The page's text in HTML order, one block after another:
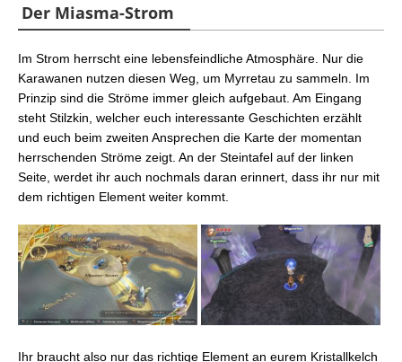
Der Miasma-Strom
Im Strom herrscht eine lebensfeindliche Atmosphäre. Nur die
Karawanen nutzen diesen Weg, um Myrretau zu sammeln. Im
Prinzip sind die Ströme immer gleich aufgebaut. Am Eingang
steht Stilzkin, welcher euch interessante Geschichten erzählt
und euch beim zweiten Ansprechen die Karte der momentan
herrschenden Ströme zeigt. An der Steintafel auf der linken
Seite, werdet ihr auch nochmals daran erinnert, dass ihr nur mit
dem richtigen Element weiter kommt.
Ihr braucht also nur das richtige Element an eurem Kristallkelch